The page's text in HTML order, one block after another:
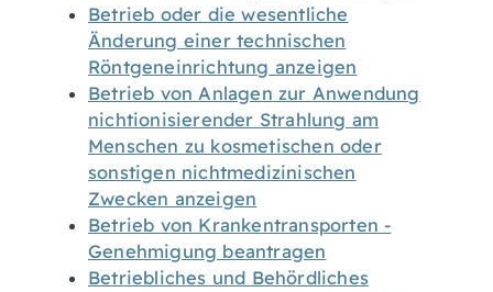
Betrieb oder die wesentliche
Änderung einer technischen
Röntgeneinrichtung anzeigen
Betrieb von Anlagen zur Anwendung
nichtionisierender Strahlung am
Menschen zu kosmetischen oder
sonstigen nichtmedizinischen
Zwecken anzeigen
Betrieb von Krankentransporten -
Genehmigung beantragen
Betriebliches und Behördliches